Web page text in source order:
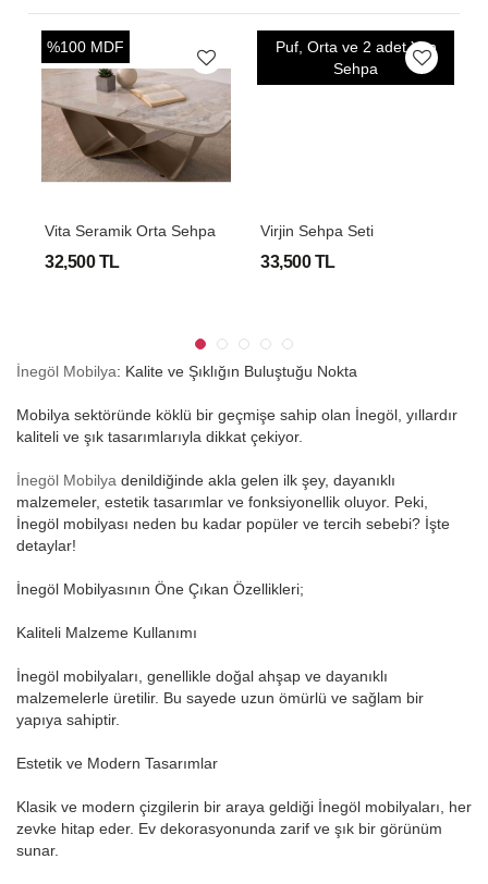
%100 MDF
Vita Seramik Orta Sehpa
32,500 TL
Puf, Orta ve 2 adet Yan
Sehpa
Virjin Sehpa Seti
33,500 TL
İnegöl Mobilya: Kalite ve Şıklığın Buluştuğu Nokta
Mobilya sektöründe köklü bir geçmişe sahip olan İnegöl, yıllardır
kaliteli ve şık tasarımlarıyla dikkat çekiyor.
İnegöl Mobilya denildiğinde akla gelen ilk şey, dayanıklı
malzemeler, estetik tasarımlar ve fonksiyonellik oluyor. Peki,
İnegöl mobilyası neden bu kadar popüler ve tercih sebebi? İşte
detaylar!
İnegöl Mobilyasının Öne Çıkan Özellikleri;
Kaliteli Malzeme Kullanımı
İnegöl mobilyaları, genellikle doğal ahşap ve dayanıklı
malzemelerle üretilir. Bu sayede uzun ömürlü ve sağlam bir
yapıya sahiptir.
Estetik ve Modern Tasarımlar
Klasik ve modern çizgilerin bir araya geldiği İnegöl mobilyaları, her
zevke hitap eder. Ev dekorasyonunda zarif ve şık bir görünüm
sunar.